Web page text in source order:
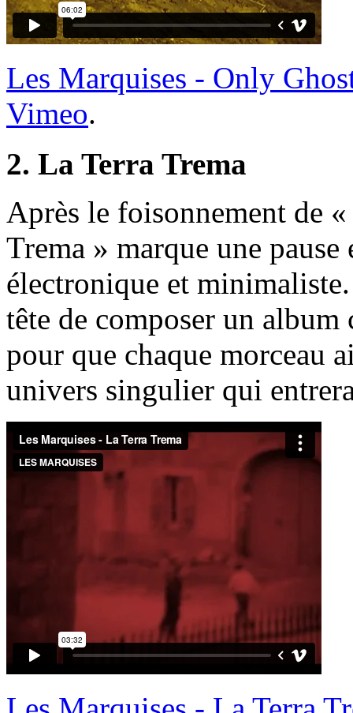
Les Marquises - Only
Vimeo.
2. La Terra Trema
Après le foisonnement de
Trema » marque une
électronique et
tête de composer un album
pour que chaque morceau
univers singulier qui